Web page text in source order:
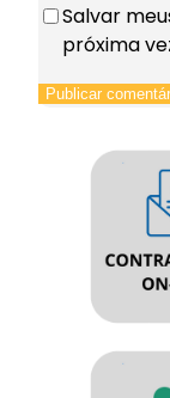
Salvar
próxima